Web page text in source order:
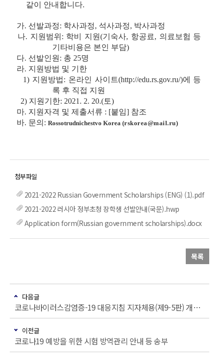
같이 안내합니다.
가. 선발과정: 학사과정, 석사과정, 박사과정
나. 지원범위: 학비 지원(기숙사, 항공료, 의료보험 등
기타비용은 본인 부담)
다. 선발인원: 총 25명
라. 지원방법 및 기한
1) 지원방법: 온라인 사이트(http://edu.rs.gov.ru/)에 등
록 후 직접 지원
2) 지원기한: 2021. 2. 20.(토)
마. 지원자격 및 제출서류 : [붙임] 참조
바. 문의: Rossotrudnichestvo Korea (rskorea@mail.ru)
2021-2022 Russian Government Scholarships (ENG) (1).pdf
2021-2022 러시아 정부초청 장학생 선발안내(국문).hwp
Application form(Russian government scholarships).docx
목록
다음글
코로나바이러스감염증-19 대응지침 지자체용(제9-5판) 개정 등 안내
이전글
코로나19 예방을 위한 시험 방역관리 안내 등 송부